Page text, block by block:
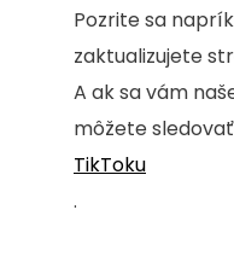
Pozrite sa
zaktualizujete
A ak sa vám
môžete
TikToku
.